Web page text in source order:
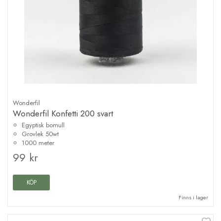
Wonderfil
Wonderfil Konfetti 200 svart
Egyptisk bomull
Grovlek 50wt
1000 meter
99 kr
KÖP
Finns i lager